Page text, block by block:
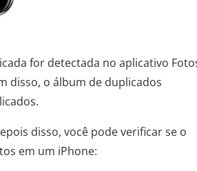
for detectada no aplicativo
disso, o álbum de duplicados
disso, você pode verificar se o
em um iPhone: